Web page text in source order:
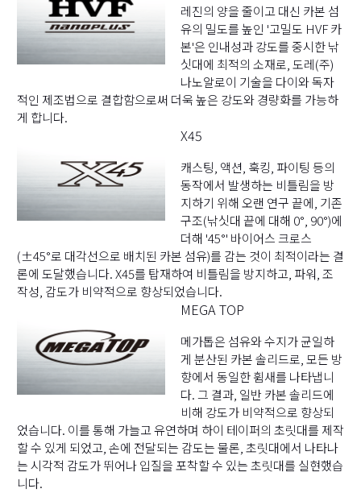
레진의 양을 줄이고 대신 카본 섬
유의 밀도를 높인 '고밀도 HVF 카
본'은 인내성과 강도를 중시한 낚
싯대에 최적의 소재로, 도레(주)
나노알로이 기술을 다이와 독자
적인 제조법으로 결합함으로써 더욱 높은 강도와 경량화를 가능하
게 합니다.
X45
캐스팅, 액션, 훅킹, 파이팅 등의
동작에서 발생하는 비틀림을 방
지하기 위해 오랜 연구 끝에, 기존
구조(낚싯대 끝에 대해 0°, 90°)에
더해 '45°' 바이어스 크로스
(±45°로 대각선으로 배치된 카본 섬유)를 감는 것이 최적이라는 결
론에 도달했습니다. X45를 탑재하여 비틀림을 방지하고, 파워, 조
작성, 감도가 비약적으로 향상되었습니다.
MEGA TOP
메가톱은 섬유와 수지가 균일하
게 분산된 카본 솔리드로, 모든 방
향에서 동일한 휨새를 나타냅니
다. 그 결과, 일반 카본 솔리드에
비해 강도가 비약적으로 향상되
었습니다. 이를 통해 가늘고 유연하며 하이 테이퍼의 초릿대를 제작
할 수 있게 되었고, 손에 전달되는 감도는 물론, 초릿대에서 나타나
는 시각적 감도가 뛰어나 입질을 포착할 수 있는 초릿대를 실현했습
니다.